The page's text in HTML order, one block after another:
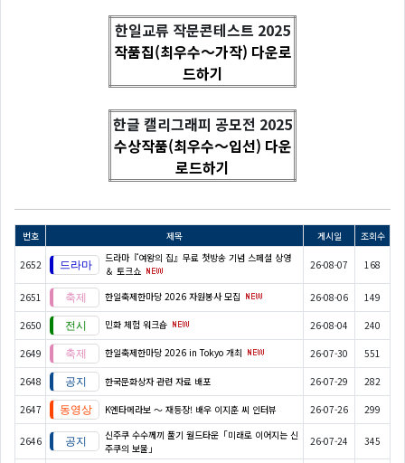
한일교류 작문콘테스트 2025
작품집(최우수～가작) 다운로
드하기
한글 캘리그래피 공모전 2025
수상작품(최우수～입선) 다운
로드하기
번호 제목 게시일 조회수
2652
드라마『여왕의 집』무료 첫방송 기념 스페셜 상영
＆ 토크쇼
26-08-07 168
2651 한일축제한마당 2026 자원봉사 모집 26-08-06 149
2650 민화 체험 워크숍 26-08-04 240
2649 한일축제한마당 2026 in Tokyo 개최 26-07-30 551
2648 한국문화상자 관련 자료 배포 26-07-29 282
2647 K엔타메라보 ～ 재등장! 배우 이지훈 씨 인터뷰 26-07-26 299
2646
신주쿠 수수께끼 풀기 월드타운「미래로 이어지는 신
주쿠의 보물」
26-07-24 345